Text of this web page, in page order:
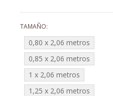
TAMAÑO
0,80 x 2,06 metros
0,85 x 2,06 metros
1 x 2,06 metros
1,25 x 2,06 metros